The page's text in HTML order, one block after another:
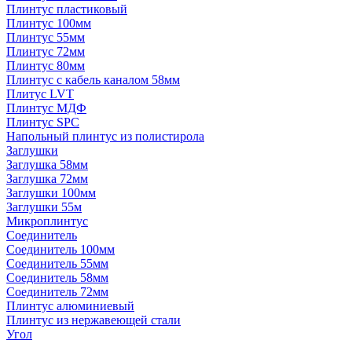
Плинтус пластиковый
Плинтус 100мм
Плинтус 55мм
Плинтус 72мм
Плинтус 80мм
Плинтус с кабель каналом 58мм
Плитус LVT
Плинтус МДФ
Плинтус SPC
Напольный плинтус из полистирола
Заглушки
Заглушка 58мм
Заглушка 72мм
Заглушки 100мм
Заглушки 55м
Микроплинтус
Соединитель
Соединитель 100мм
Соединитель 55мм
Соединитель 58мм
Соединитель 72мм
Плинтус алюминиевый
Плинтус из нержавеющей стали
Угол